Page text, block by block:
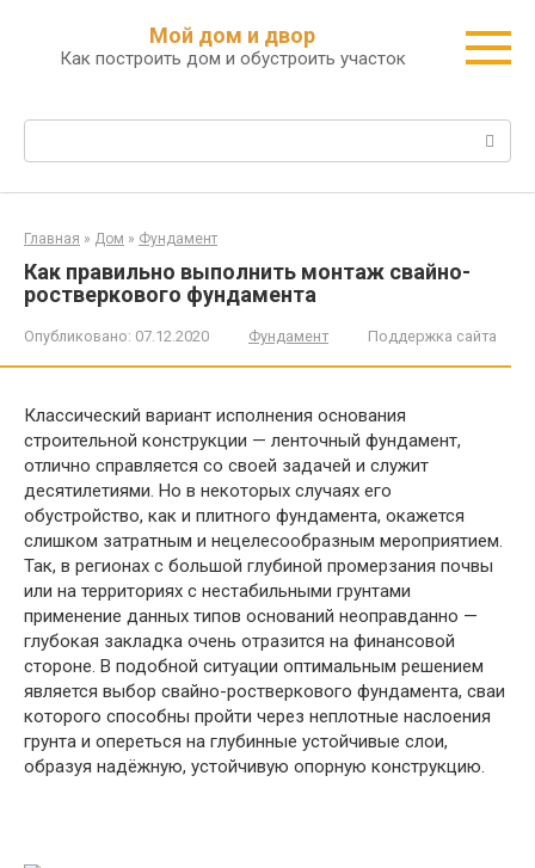
контенту
Мой дом и двор
Как построить дом и обустроить участок
Главная » Дом » Фундамент
Как правильно выполнить монтаж свайно-
ростверкового фундамента
Опубликовано: 07.12.2020 Фундамент Поддержка сайта
Классический вариант исполнения основания
строительной конструкции — ленточный фундамент,
отлично справляется со своей задачей и служит
десятилетиями. Но в некоторых случаях его
обустройство, как и плитного фундамента, окажется
слишком затратным и нецелесообразным мероприятием.
Так, в регионах с большой глубиной промерзания почвы
или на территориях с нестабильными грунтами
применение данных типов оснований неоправданно —
глубокая закладка очень отразится на финансовой
стороне. В подобной ситуации оптимальным решением
является выбор свайно-ростверкового фундамента, сваи
которого способны пройти через неплотные наслоения
грунта и опереться на глубинные устойчивые слои,
образуя надёжную, устойчивую опорную конструкцию.